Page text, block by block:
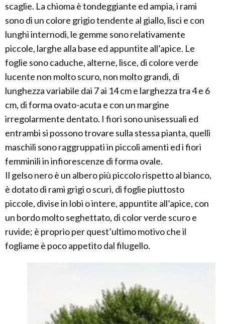
scaglie. La chioma è tondeggiante ed ampia, i rami
sono di un colore grigio tendente al giallo, lisci e con
lunghi internodi, le gemme sono relativamente
piccole, larghe alla base ed appuntite all’apice. Le
foglie sono caduche, alterne, lisce, di colore verde
lucente non molto scuro, non molto grandi, di
lunghezza variabile dai 7 ai 14 cm e larghezza tra 4 e 6
cm, di forma ovato-acuta e con un margine
irregolarmente dentato. I fiori sono unisessuali ed
entrambi si possono trovare sulla stessa pianta, quelli
maschili sono raggruppati in piccoli amenti ed i fiori
femminili in infiorescenze di forma ovale.
Il gelso nero è un albero più piccolo rispetto al bianco,
è dotato di rami grigi o scuri, di foglie piuttosto
piccole, divise in lobi o intere, appuntite all’apice, con
un bordo molto seghettato, di color verde scuro e
ruvide; è proprio per quest’ultimo motivo che il
fogliame è poco appetito dal filugello.